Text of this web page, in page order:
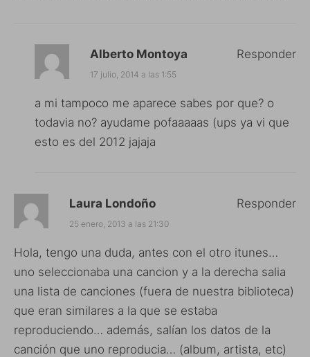
Alberto Montoya
17 julio, 2014 a las 1:55
a mi tampoco me aparece sabes por que? o
todavia no? ayudame pofaaaaas (ups ya vi que
esto es del 2012 jajaja
Responder
Laura Londoño
25 enero, 2013 a las 21:30
Hola, tengo una duda, antes con el otro itunes…
uno seleccionaba una cancion y a la derecha salia
una lista de canciones (fuera de nuestra biblioteca)
que eran similares a la que se estaba
reproduciendo… además, salían los datos de la
canción que uno reproducia… (album, artista, etc)
Responder